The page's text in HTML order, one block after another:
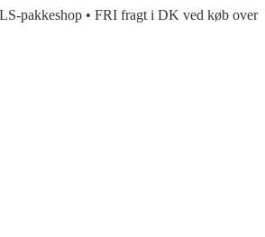
pakkeshop • FRI fragt i DK ved køb over